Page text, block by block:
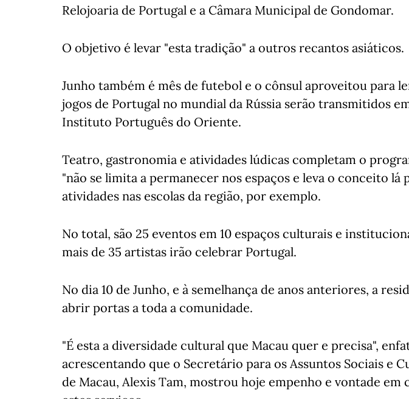
Relojoaria de Portugal e a Câmara Municipal de Gondomar.
O objetivo é levar "esta tradição" a outros recantos asiáticos.
Junho também é mês de futebol e o cônsul aproveitou para
jogos de Portugal no mundial da Rússia serão transmitidos
Instituto Português do Oriente.
Teatro, gastronomia e atividades lúdicas completam o
"não se limita a permanecer nos espaços e leva o conceito lá
atividades nas escolas da região, por exemplo.
No total, são 25 eventos em 10 espaços culturais e
mais de 35 artistas irão celebrar Portugal.
No dia 10 de Junho, e à semelhança de anos anteriores, a
abrir portas a toda a comunidade.
"É esta a diversidade cultural que Macau quer e precisa",
acrescentando que o Secretário para os Assuntos Sociais e
de Macau, Alexis Tam, mostrou hoje empenho e vontade em